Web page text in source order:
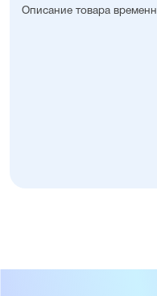
Описание товара